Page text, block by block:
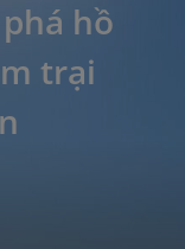
hồ
trại